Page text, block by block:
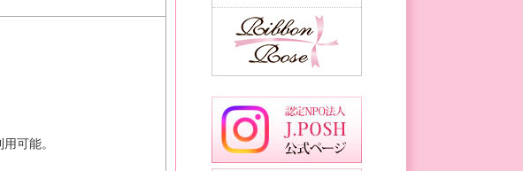
可能。